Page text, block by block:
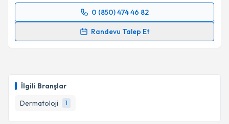
İlgili Branşlar
Dermatoloji
1
0 (850) 474 46 82
Randevu Talep Et
Randevu Takvimi Talebi
bilgilendireceğiz.
E-posta Adresiniz